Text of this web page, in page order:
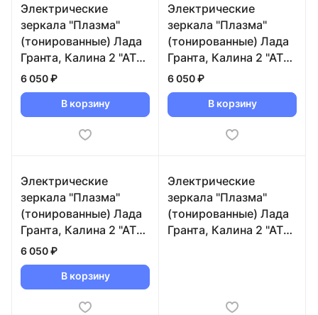
Электрические
зеркала "Плазма"
(тонированные) Лада
Гранта, Калина 2 "АТП"
(1001 Озеро Тахо)
6 050 ₽
В корзину
Электрические
зеркала "Плазма"
(тонированные) Лада
Гранта, Калина 2 "АТП"
(1002 Ричмо)
6 050 ₽
В корзину
Электрические
зеркала "Плазма"
(тонированные) Лада
Гранта, Калина 2 "АТП"
(1005 Салатовый)
6 050 ₽
В корзину
Электрические
зеркала "Плазма"
(тонированные) Лада
Гранта, Калина 2 "АТП"